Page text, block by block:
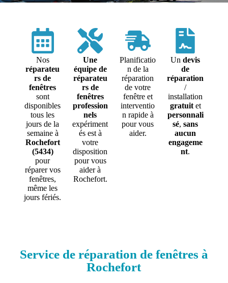
Nos
réparateu
rs de
fenêtres
sont
disponibles
tous les
jours de la
semaine à
Rochefort
(5434)
pour
réparer vos
fenêtres,
même les
jours fériés.
Une
équipe de
réparateu
rs de
fenêtres
profession
nels
expériment
és est à
votre
disposition
pour vous
aider à
Rochefort.
Planificatio
n de la
réparation
de votre
fenêtre et
interventio
n rapide à
pour vous
aider.
Undevis
de
réparation
/
installation
gratuitet
personnali
sé,sans
aucun
engageme
nt.
Service de réparation de fenêtres à
Rochefort